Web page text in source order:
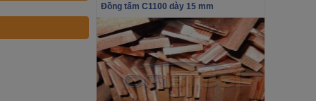
Đồng tấm C1100 dày 15 mm